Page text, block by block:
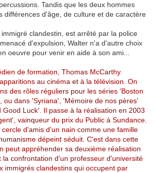
Tandis que les deux hommes
différences d'âge, de culture et de caractère
clandestin, est arrêté par la police
d'expulsion, Walter n'a d'autre choix
oeuvre pour venir en aide à son ami...
de formation, Thomas McCarthy
au cinéma et à la télévision. On
des rôles réguliers pour les séries 'Boston
ou dans 'Syriana', 'Mémoire de nos pères'
Good Luck'. Il passe à la réalisation en 2003
vainqueur du prix du Public à Sundance.
d'amis d'un nain comme une famille
dépeint séduit. C'est dans cette
peut appréhender sa deuxième réalisation
la confrontation d'un professeur d'université
immigrés clandestins qui occupent par